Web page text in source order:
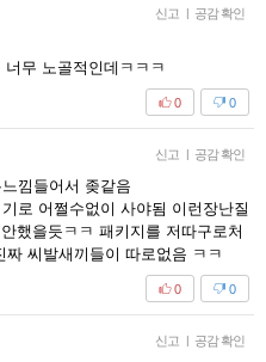
신고 | 공감 확인
무 노골적인데ㅋㅋㅋ
0
0
신고 | 공감 확인
낌들어서 좆같음
로 어쩔수없이 사야됨 이런장난질
했을듯ㅋㅋ 패키지를 저따구로처
씨발새끼들이 따로없음 ㅋㅋ
0
0
신고 | 공감 확인